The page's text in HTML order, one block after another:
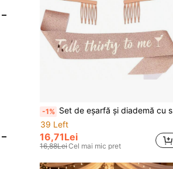
-1% Set de eșarfă și diademă cu strasuri "Talk Thirty To Me" - Cadouri pentru ziua de naștere de 30 de ani Eșarfă cu sclipici auriu-roz pentru femei, cadouri pentru petrecerea de ziua de naștere
39 Left
16,71Lei
16,88LeiCel mai mic pret